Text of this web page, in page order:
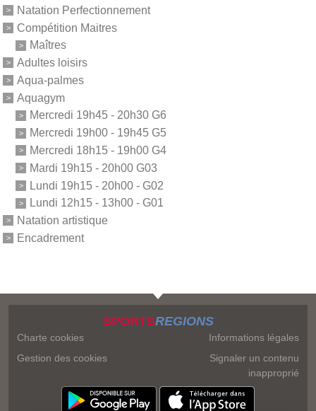
Natation Perfectionnement
Compétition Maitres
Maîtres
Adultes loisirs
Aqua-palmes
Aquagym
Mercredi 19h45 - 20h30 G6
Mercredi 19h00 - 19h45 G5
Mercredi 18h15 - 19h00 G4
Mardi 19h15 - 20h00 G03
Lundi 19h15 - 20h00 - G02
Lundi 12h15 - 13h00 - G01
Natation artistique
Encadrement
SPORTSREGIONS
Charte cookies
Gestion des cookies
Informations légales
Signaler un contenu
inapproprié